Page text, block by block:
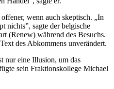
wenn auch skeptisch. „In
nichts”, sagte der belgische
(Renew) während des Besuchs.
des Abkommens unverändert.
nur eine Illusion, um das
sein Fraktionskollege Michael